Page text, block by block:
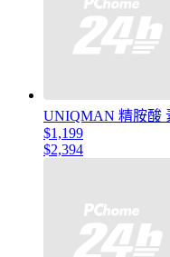
UNIQMAN 精胺酸
$1,199
$2,394